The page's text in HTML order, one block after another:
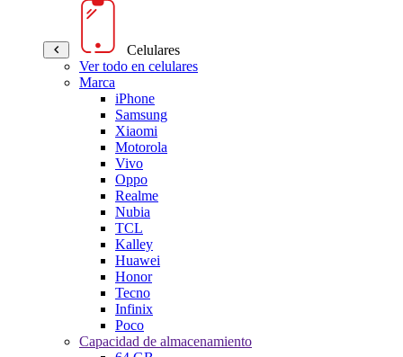
Celulares
Ver todo en celulares
Marca
iPhone
Samsung
Xiaomi
Motorola
Vivo
Oppo
Realme
Nubia
TCL
Kalley
Huawei
Honor
Tecno
Infinix
Poco
Capacidad de almacenamiento